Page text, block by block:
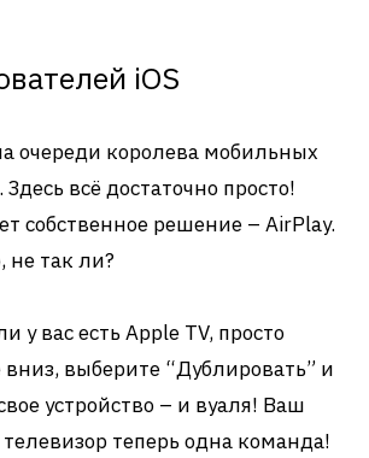
iOS
очереди королева мобильных
Здесь всё достаточно просто!
собственное решение – AirPlay.
не так ли?
у вас есть Apple TV, просто
выберите “Дублировать” и
устройство – и вуаля! Ваш
теперь одна команда!